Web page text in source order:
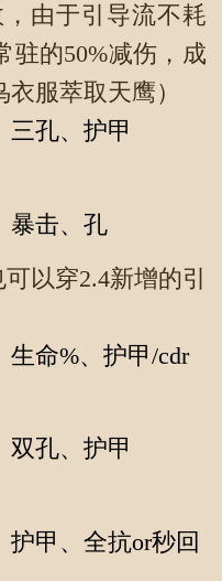
由于引导流不耗
驻的50%减伤，成
服萃取天鹰）
三孔、护甲
暴击、孔
以穿2.4新增的引
命%、护甲/cdr
双孔、护甲
甲、全抗or秒回